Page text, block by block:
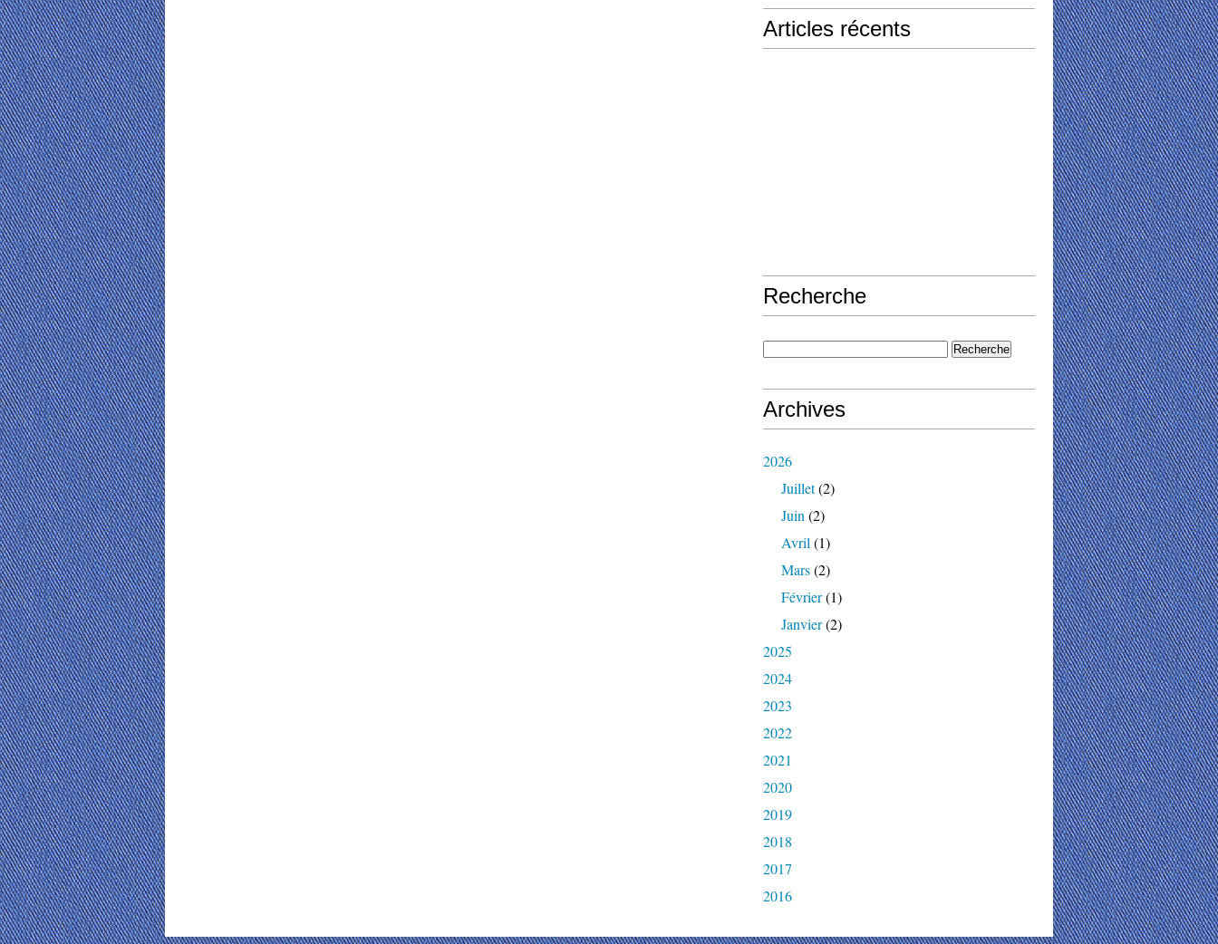
Articles récents
Recherche
Archives
2026
Juillet(2)
Juin (2)
Avril (1)
Mars(2)
Février(1)
Janvier(2)
2025
2024
2023
2022
2021
2020
2019
2018
2017
2016